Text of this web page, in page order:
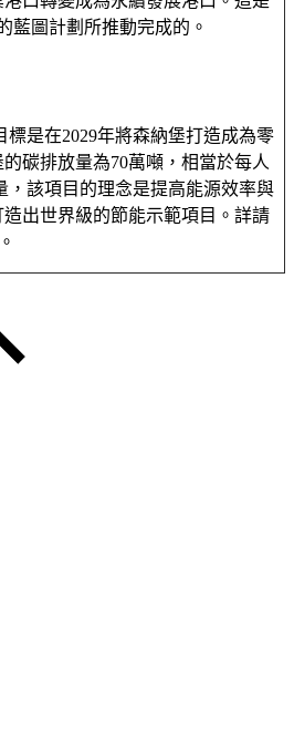
藍圖計劃所推動完成的。
標是在2029年將森納堡打造成為零
碳排放量為70萬噸，相當於每人
，該項目的理念是提高能源效率與
出世界級的節能示範項目。詳請